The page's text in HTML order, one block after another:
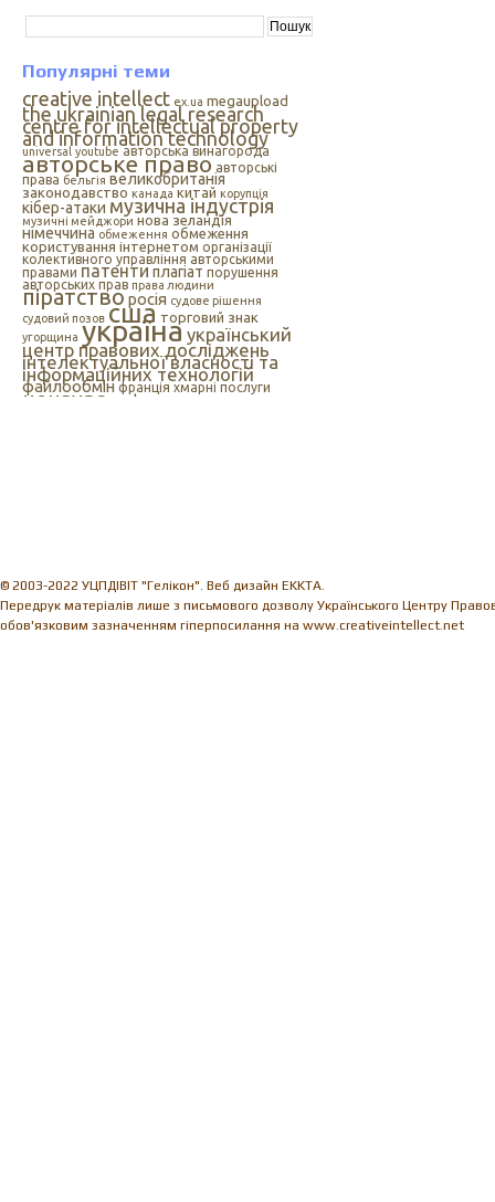
Популярні теми
creative intellect ex.ua megaupload
the ukrainian legal research
centre for intellectual property
and information technology
universal youtube авторська винагорода
авторське право авторські
права бельгія великобританія
законодавство канада китай корупція
кібер-атаки музична індустрія
музичні мейджори нова зеландія
німеччина обмеження обмеження
користування інтернетом організації
колективного управління авторськими
правами патентиплагіат порушення
авторських прав права людини
піратстворосія судове рішення
судовий позов сша торговий знак
угорщина українаукраїнський
центр правових досліджень
інтелектуальної власності та
інформаційних технологій
файлообмін франція хмарні послуги
цензура цифрова музика
© 2003-2022 УЦПДІВІТ "Гелікон". Веб дизайн EKKTA.
Передрук матеріалів лише з письмового дозволу Українського Центру
обов'язковим зазначенням гіперпосилання на www.creativeintellect.net